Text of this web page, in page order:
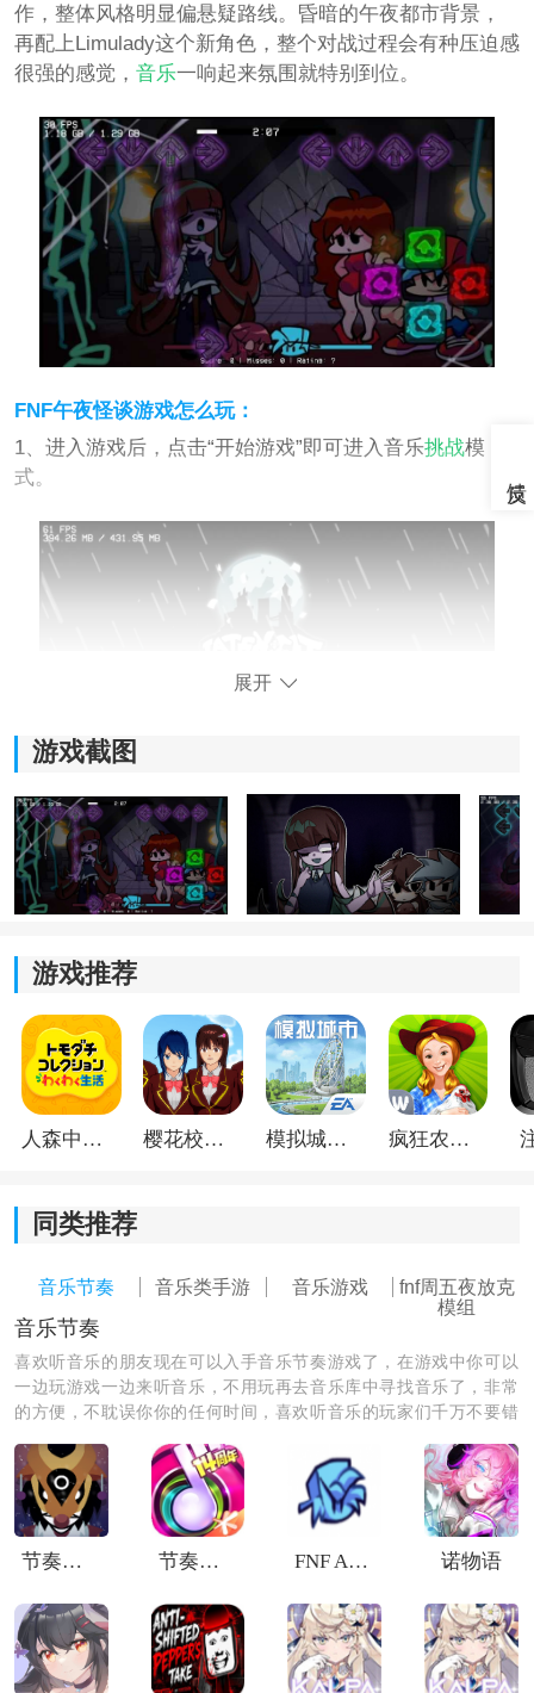
作，整体风格明显偏悬疑路线。昏暗的午夜都市背景，
再配上Limulady这个新角色，整个对战过程会有种压迫感
很强的感觉， 音乐一响起来氛围就特别到位。
FNF午夜怪谈游戏怎么玩：
1、进入游戏后，点击“开始游戏”即可进入音乐挑战模
式。
2、游戏界面左右两侧分别对应不同的节奏按键，玩家需
要根据音乐节拍进行操作。
乐对决。
模组安装详细步骤：
手机里需要提前安装MT管理器之类的文件工具，同时准
备好模组安装包。
展开
游戏截图
游戏推荐
人森中文版 樱花校园模拟器1.048.00中文版 模拟城市我是巿长联机版 疯狂农场3美国派19
同类推荐
音乐节奏 音乐类手游 音乐游戏
fnf周五夜放克
模组
音乐节奏
喜欢听音乐的朋友现在可以入手音乐节奏游戏了，在游戏中你可以
一边玩游戏一边来听音乐，不用玩再去音乐库中寻找音乐了，非常
的方便，不耽误你你的任何时间，喜欢听音乐的玩家们千万不要错
节奏盒子Santa模组 节奏大师自制版 FNF Animania 诺物语